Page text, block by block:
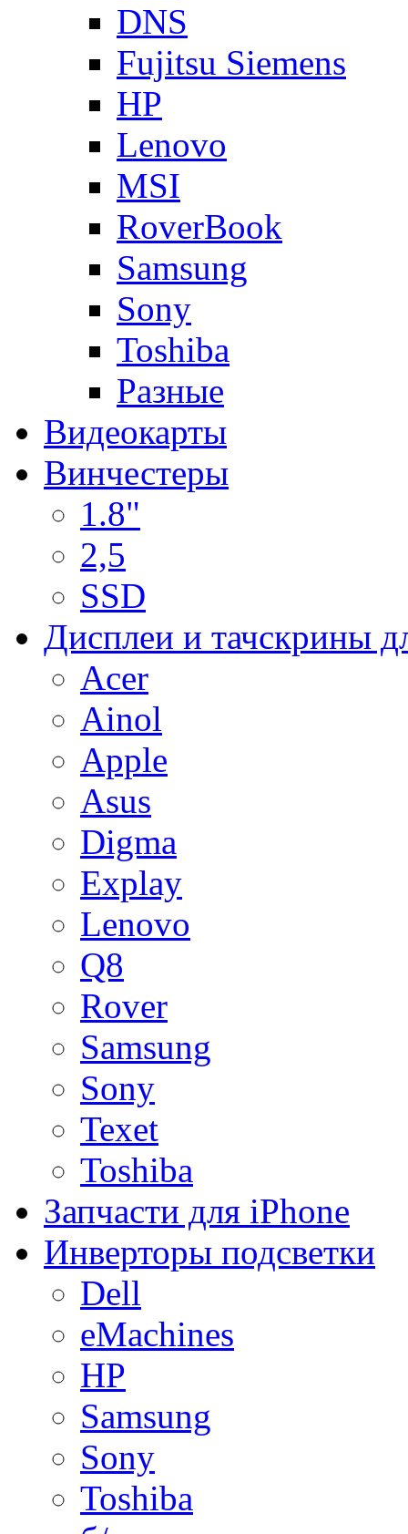
DNS
Fujitsu Siemens
HP
Lenovo
MSI
RoverBook
Samsung
Sony
Toshiba
Разные
Видеокарты
Винчестеры
1.8"
2,5
SSD
Дисплеи и тачскрины
Acer
Ainol
Apple
Asus
Digma
Explay
Lenovo
Q8
Rover
Samsung
Sony
Texet
Toshiba
Запчасти для iPhone
Инверторы подсветки
Dell
eMachines
HP
Samsung
Sony
Toshiba